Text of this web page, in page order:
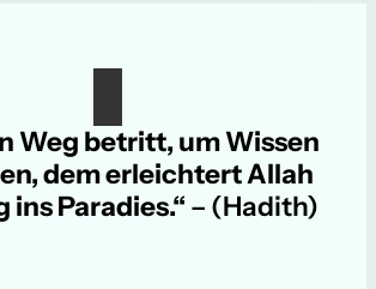
Weg betritt, um Wissen
dem erleichtert Allah
ins Paradies.“ – (Hadith)